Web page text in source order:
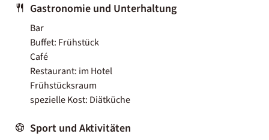
Gastronomie und Unterhaltung
Bar
Buffet: Frühstück
Café
Restaurant: im Hotel
Frühstücksraum
spezielle Kost: Diätküche
Sport und Aktivitäten